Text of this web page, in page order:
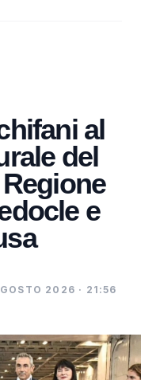
al
del
e
2026 · 21:56